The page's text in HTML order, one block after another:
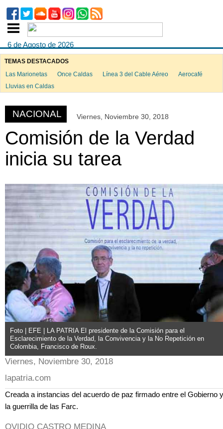
6 de Agosto de 2026
TEMAS DESTACADOS
Las Marionetas
Once Caldas Línea 3 del Cable Aéreo
Aerocafé
Lluvias en Caldas
NACIONAL Viernes, Noviembre 30, 2018
Comisión de la Verdad
inicia su tarea
Foto | EFE | LA PATRIA El presidente de la Comisión para el
Esclarecimiento de la Verdad, la Convivencia y la No Repetición en
Colombia, Francisco de Roux.
Viernes, Noviembre 30, 2018
lapatria.com
Creada a instancias del acuerdo de paz firmado entre el Gobierno y
la guerrilla de las Farc.
OVIDIO CASTRO MEDINA